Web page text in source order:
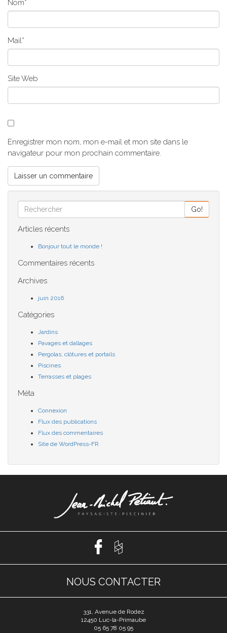
Nom*
Mail*
Site Web
Enregistrer mon nom, mon e-mail et mon site dans le
navigateur pour mon prochain commentaire.
Go!
Articles récents
Bonjour tout le monde !
Commentaires récents
Archives
juin 2016
Catégories
Jardins
Pavages et dallages
Pergolas, clôtures et portails
Piscines
Terrasses et plages
Méta
Connexion
Flux des publications
Flux des commentaires
Site de WordPress-FR
NOUS CONTACTER
331, Avenue de Rodez
12450 Luc-la-Primaube
05 65 78 05 95